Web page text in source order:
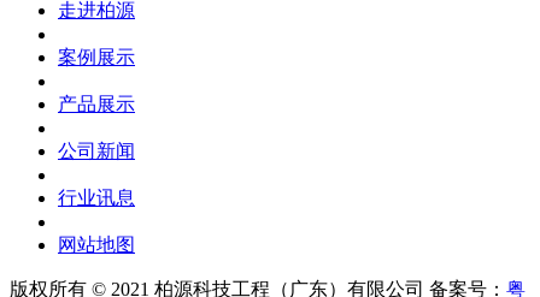
走进柏源
案例展示
产品展示
公司新闻
行业讯息
网站地图
版权所有 © 2021 柏源科技工程（广东）有限公司 备案号： 粤